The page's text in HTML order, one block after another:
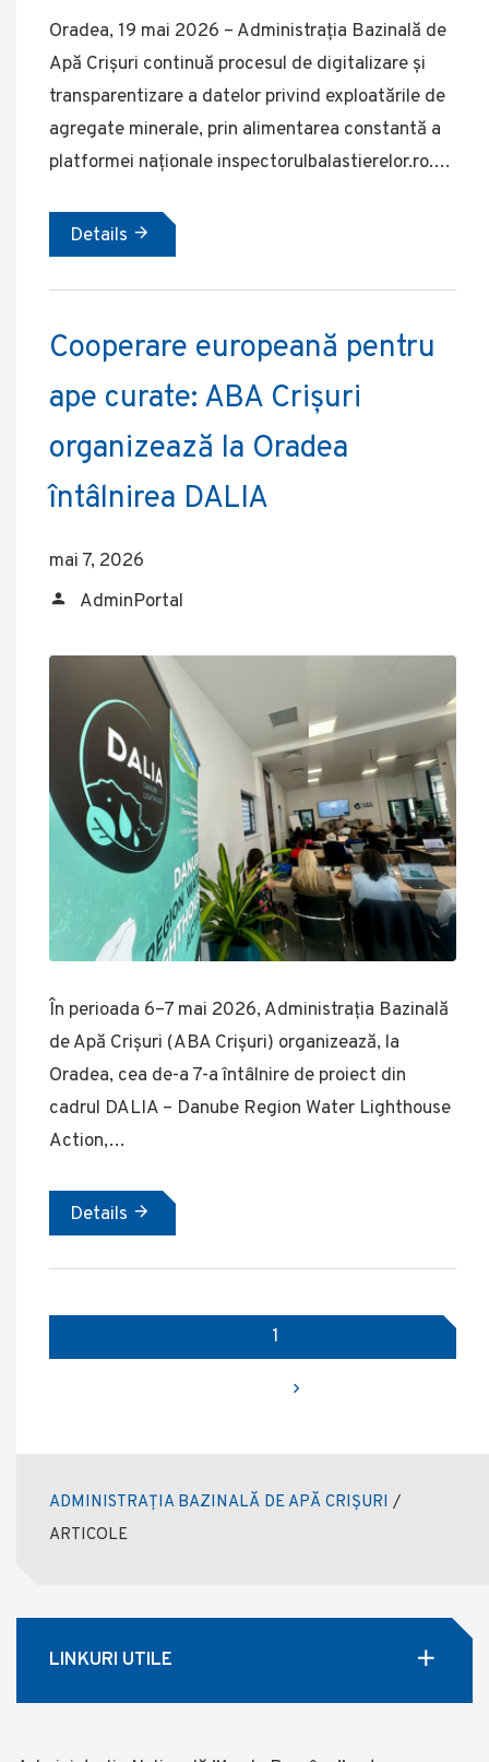
Oradea, 19 mai 2026 – Administrația Bazinală de
Apă Crișuri continuă procesul de digitalizare și
transparentizare a datelor privind exploatările de
agregate minerale, prin alimentarea constantă a
platformei naționale inspectorulbalastierelor.ro.…
Details
Cooperare europeană pentru
ape curate: ABA Crișuri
organizează la Oradea
întâlnirea DALIA
mai 7, 2026
AdminPortal
În perioada 6–7 mai 2026, Administrația Bazinală
de Apă Crișuri (ABA Crișuri) organizează, la
Oradea, cea de-a 7-a întâlnire de proiect din
cadrul DALIA – Danube Region Water Lighthouse
Action,…
Details
Paginație
1
ADMINISTRAȚIA BAZINALĂ DE APĂ CRIȘURI /
ARTICOLE
LINKURI UTILE